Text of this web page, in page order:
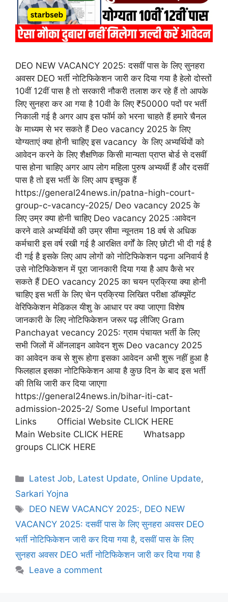
DEO NEW VACANCY 2025: दसवीं पास के लिए सुनहरा
अवसर DEO भर्ती नोटिफिकेशन जारी कर दिया गया है हेलो दोस्तों
10वीं 12वीं पास है तो सरकारी नौकरी तलाश कर रहे हैं तो आपके
लिए सुनहरा कर आ गया है 10वी के लिए ₹50000 पदों पर भर्ती
निकाली गई है अगर आप इस फॉर्म को भरना चाहते हैं हमारे चैनल
के माध्यम से भर सकते हैं Deo vacancy 2025 के लिए
योग्यताएं क्या होनी चाहिए इस vacancy के लिए अभ्यर्थियों को
आवेदन करने के लिए शैक्षणिक किसी मान्यता प्राप्त बोर्ड से दसवीं
पास होना चाहिए अगर आप लोग महिला पुरुष अभ्यर्थी हैं और दसवीं
पास है तो इस भर्ती के लिए आप इच्छुक हैं
https://general24news.in/patna-high-court-
group-c-vacancy-2025/ Deo vacancy 2025 के
लिए उम्र क्या होनी चाहिए Deo vacancy 2025 :आवेदन
करने वाले अभ्यर्थियों की उम्र सीमा न्यूनतम 18 वर्ष से अधिक
कर्मचारी इस वर्ष रखी गई है आरक्षित वर्गों के लिए छोटी भी दी गई है
दी गई है इसके लिए आप लोगों को नोटिफिकेशन पढ़ना अनिवार्य है
उसे नोटिफिकेशन में पूरा जानकारी दिया गया है आप कैसे भर
सकते हैं DEO vacancy 2025 का चयन प्रक्रिया क्या होनी
चाहिए इस भर्ती के लिए चेन प्रक्रिया लिखित परीक्षा डॉक्यूमेंट
वेरिफिकेशन मेडिकल यीशु के आधार पर क्या जाएगा विशेष
जानकारी के लिए नोटिफिकेशन जरूर पढ़ लीजिए Gram
Panchayat vecancy 2025: ग्राम पंचायत भर्ती के लिए
सभी जिलों में ऑनलाइन आवेदन शुरू Deo vacancy 2025
का आवेदन कब से शुरू होगा इसका आवेदन अभी शुरू नहीं हुआ है
फिलहाल इसका नोटिफिकेशन आया है कुछ दिन के बाद इस भर्ती
की तिथि जारी कर दिया जाएगा
https://general24news.in/bihar-iti-cat-
admission-2025-2/ Some Useful Important
Links Official Website CLICK HERE
Main Website CLICK HERE Whatsapp
groups CLICK HERE
Latest Job, Latest Update, Online Update,
Sarkari Yojna
DEO NEW VACANCY 2025:, DEO NEW
VACANCY 2025: दसवीं पास के लिए सुनहरा अवसर DEO
भर्ती नोटिफिकेशन जारी कर दिया गया है,दसवीं पास के लिए
सुनहरा अवसर DEO भर्ती नोटिफिकेशन जारी कर दिया गया है
Leave a comment